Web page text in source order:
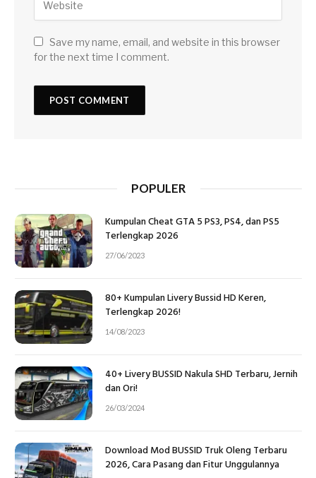
Save my name, email, and website in this browser
for the next time I comment.
POPULER
Kumpulan Cheat GTA 5 PS3, PS4, dan PS5
Terlengkap 2026
27/06/2023
80+ Kumpulan Livery Bussid HD Keren,
Terlengkap 2026!
14/08/2023
40+ Livery BUSSID Nakula SHD Terbaru, Jernih
dan Ori!
26/03/2024
Download Mod BUSSID Truk Oleng Terbaru
2026, Cara Pasang dan Fitur Unggulannya